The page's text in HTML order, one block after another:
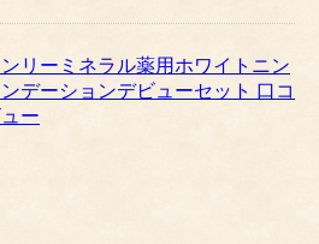
リーミネラル薬用ホワイトニン
デーションデビューセット 口コ
ー